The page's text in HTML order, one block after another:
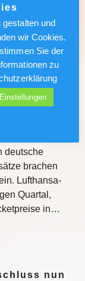
deutsche
brachen
Lufthansa-
Quartal,
in…
nun
und
wir Cookies.
Sie der
zu